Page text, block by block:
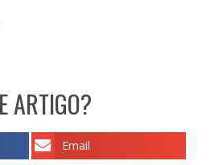
ARTIGO?
Email